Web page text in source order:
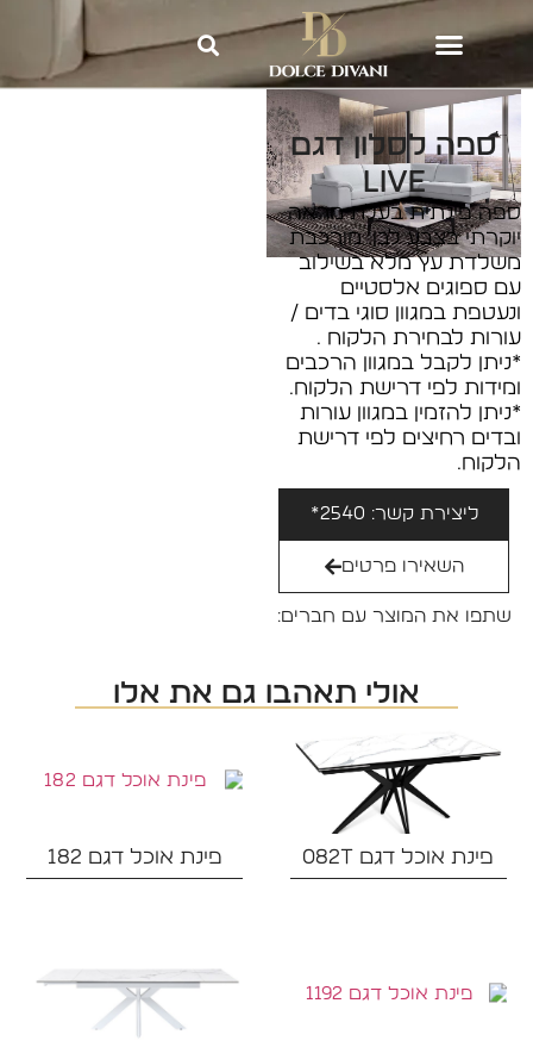
Dolce Divani מערכות ישיבה»
ספה לסלון דגם LIVE
ספה לסלון דגם
LIVE
ספה פינתית בעלת מראה
יוקרתי בצבע לבן. מורכבת
משלדת עץ מלא בשילוב
עם ספוגים אלסטיים
ונעטפת במגוון סוגי בדים /
עורות לבחירת הלקוח .
*ניתן לקבל במגוון הרכבים
ומידות לפי דרישת הלקוח.
*ניתן להזמין במגוון עורות
ובדים רחיצים לפי דרישת
הלקוח.
ליצירת קשר: 2540*
השאירו פרטים
שתפו את המוצר עם חברים:
אולי תאהבו גם את אלו
פינת אוכל דגם 082T‏ פינת אוכל דגם 182